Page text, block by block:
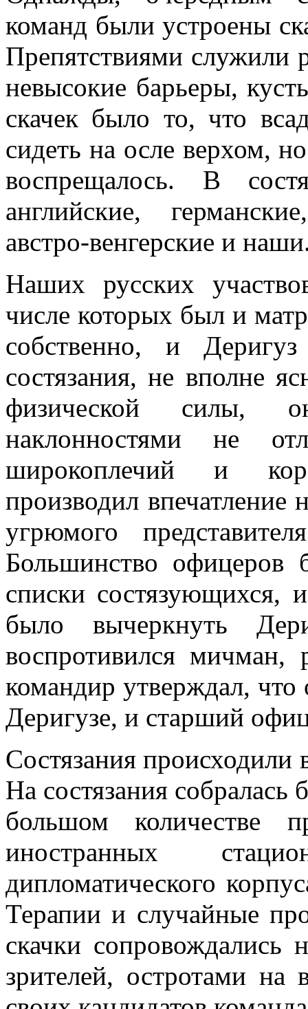
команд были устроены
Препятствиями служили
невысокие ба­рьеры,
ска­чек было то, что
сидеть на осле верхом,
воспрещалось. В
английские,
австро-венгерские и
Наших русских
числе которых был и
собственно, и
состязания, не вполне
физической силы,
наклонностями не
широкоплечий и
производил впе­чатление
угрю­мого
Большинство офицеров
списки состязующихся,
было вычеркнуть
воспротивился
командир утверждал, что
Деригузе, и старший
Состязания происходили
На состязания собралась
большом количе­стве
иностранных
дипломатического
Терапии и случайные
скачки сопровождались
зрителей, остротами на